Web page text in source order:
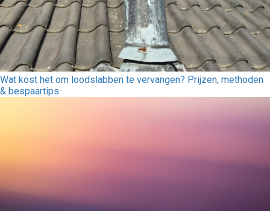
Wat kost het om loodslabben te vervangen? Prijzen, methoden
& bespaartips